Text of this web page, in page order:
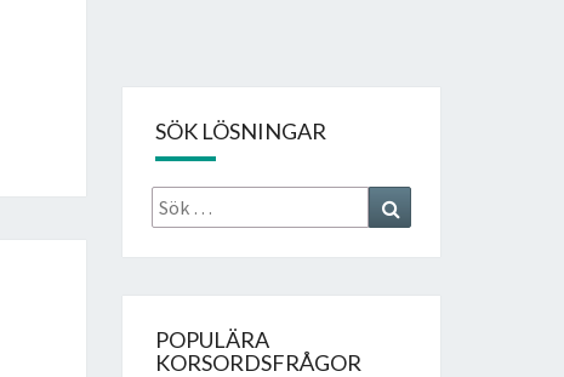
SÖK LÖSNINGAR
Sök
efter:
POPULÄRA
KORSORDSFRÅGOR